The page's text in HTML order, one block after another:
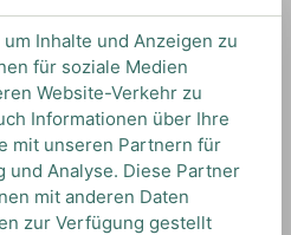
optimal mit einem
als auch als Basis
Inhalte und Anzeigen zu
für soziale Medien
Website-Verkehr zu
Informationen über Ihre
mit unseren Partnern für
und Analyse. Diese Partner
mit anderen Daten
zur Verfügung gestellt